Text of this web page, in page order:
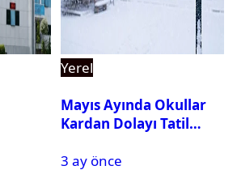
Yerel
Mayıs Ayında Okullar
Kardan Dolayı Tatil
3 ay önce